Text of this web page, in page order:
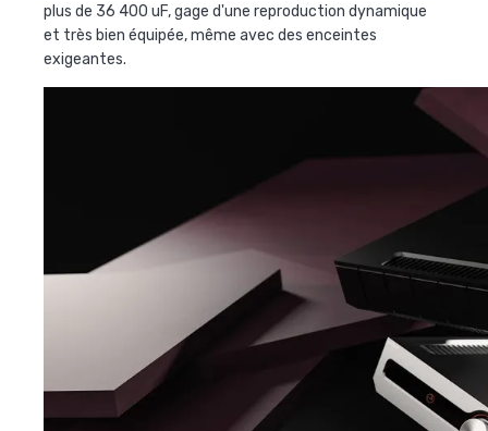
plus de 36 400 uF, gage d'une reproduction dynamique
et très bien équipée, même avec des enceintes
exigeantes.